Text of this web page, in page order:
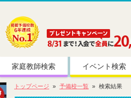
家庭教師検索 イベント検索
トップページ 予備校一覧 検索結果